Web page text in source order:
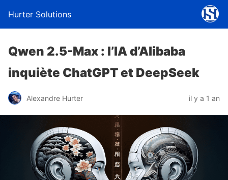
Hurter Solutions
Qwen 2.5-Max : l’IA d’Alibaba
inquiète ChatGPT et DeepSeek
Alexandre Hurter il y a 1 an